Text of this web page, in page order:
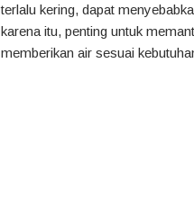
terlalu kering, dapat
karena itu, penting untuk
memberikan air sesuai